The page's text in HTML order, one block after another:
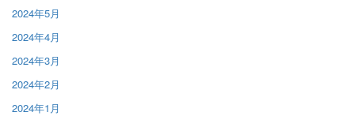
2024年5月
2024年4月
2024年3月
2024年2月
2024年1月